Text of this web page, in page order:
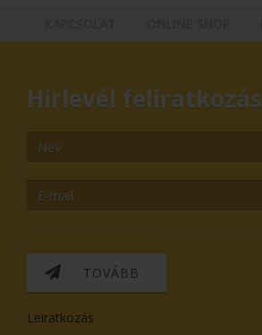
Hírlevél feliratkozás
TOVÁBB
Leiratkozás